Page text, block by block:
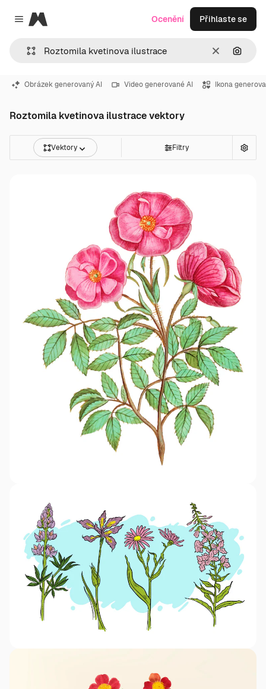
Close menu
Magnific
ZrušitHledat
Ocenění Přihlaste se
Obrázek generovaný AI Video generované AI Ikona
Roztomila kvetinova ilustrace vektory
Vektory Filtry